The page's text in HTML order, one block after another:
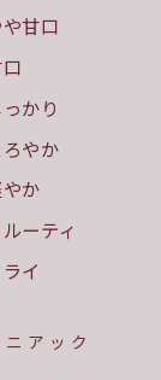
甘口
っかり
ろやか
か
ーティ
ライ
ニアック